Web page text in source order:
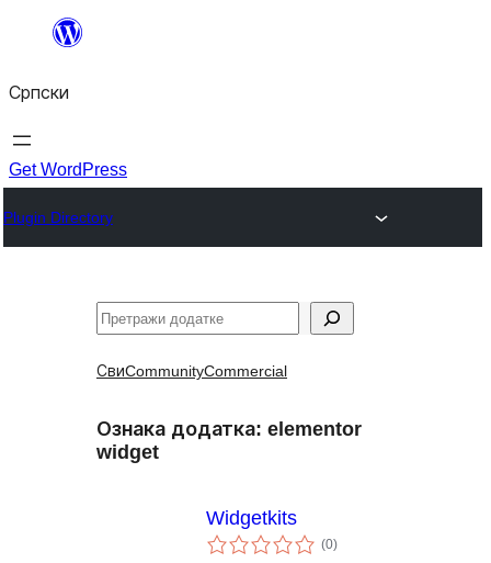
Скочи
садржај
Српски
Get WordPress
Plugin Directory
Претрага
СвиCommunityCommercial
Ознака додатка: elementor
widget
Widgetkits
(0укупних
оцена
)